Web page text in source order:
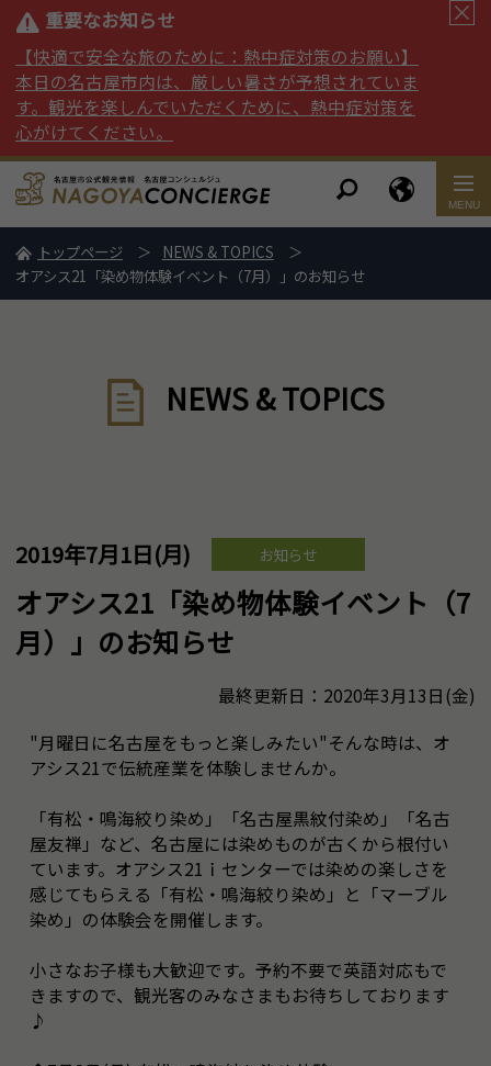
重要なお知らせ
【快適で安全な旅のために：熱中症対策のお願い】
本日の名古屋市内は、厳しい暑さが予想されていま
す。観光を楽しんでいただくために、熱中症対策を
心がけてください。
トップページ
NEWS & TOPICS
オアシス21「染め物体験イベント（7月）」のお知らせ
NEWS & TOPICS
2019年7月1日(月) お知らせ
オアシス21「染め物体験イベント（7
月）」のお知らせ
最終更新日：2020年3月13日(金)
"月曜日に名古屋をもっと楽しみたい"そんな時は、オ
アシス21で伝統産業を体験しませんか。
「有松・鳴海絞り染め」「名古屋黒紋付染め」「名古
屋友禅」など、名古屋には染めものが古くから根付い
ています。オアシス21ｉセンターでは染めの楽しさを
感じてもらえる「有松・鳴海絞り染め」と「マーブル
染め」の体験会を開催します。
小さなお子様も大歓迎です。予約不要で英語対応もで
きますので、観光客のみなさまもお待ちしております
♪